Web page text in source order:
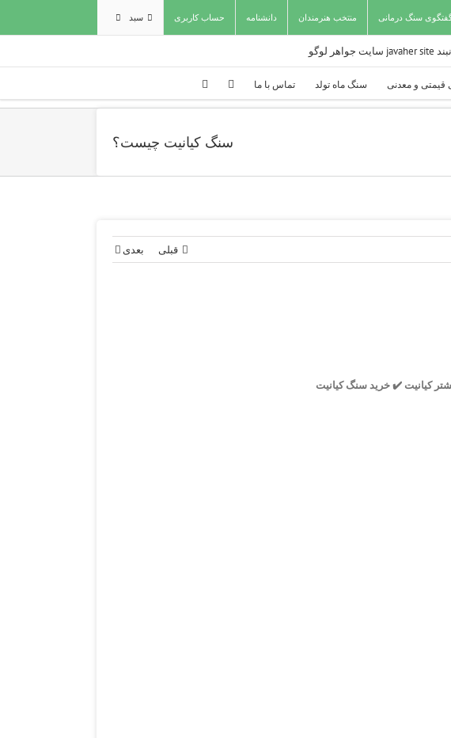
سنگ درمانی منتخب هنرمندان دانشنامه حساب کاربری سبد
قیمتی و معدنی سنگ ماه تولد تماس با ما
سنگ کیانیت چیست؟
قبلی بعدی
کیانیت ✔️ خرید سنگ کیانیت